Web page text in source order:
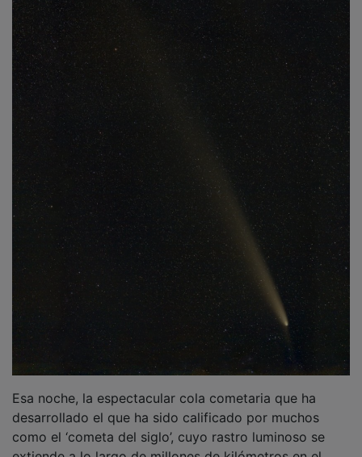
desarrollado el que ha sido calificado por muchos
como el ‘cometa del siglo’, cuyo rastro luminoso se
extiende a lo largo de millones de kilómetros en el